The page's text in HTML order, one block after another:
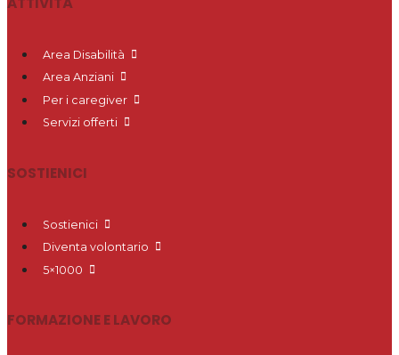
Area Disabilità
Area Anziani
Per i caregiver
Servizi offerti
SOSTIENICI
Sostienici
Diventa volontario
5×1000
FORMAZIONE E LAVORO